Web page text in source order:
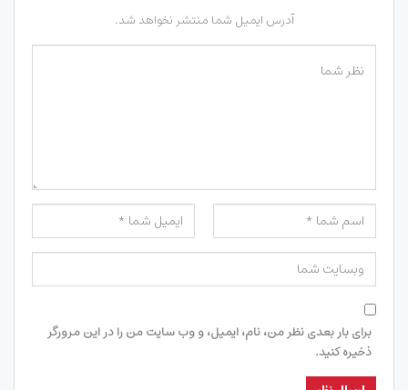
آدرس ایمیل شما منتشر نخواهد شد.
برای بار بعدی نظر من، نام، ایمیل، و وب سایت من را در این مرورگر
ذخیره کنید.